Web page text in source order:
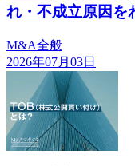
れ・不成立原因を
M&A全般
2026年07月03日